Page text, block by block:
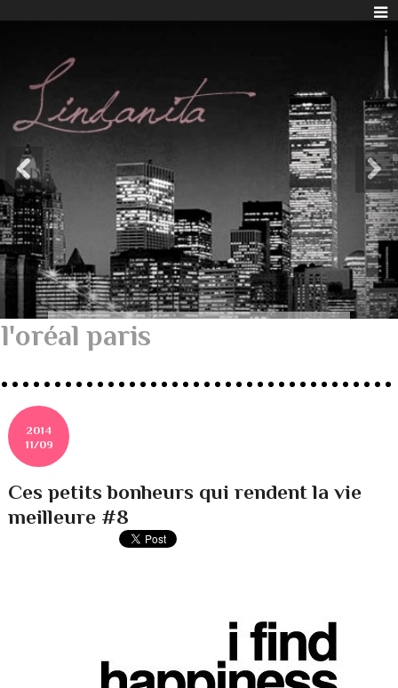
l'oréal paris
2014
11/09
Ces petits bonheurs qui rendent la vie
meilleure #8